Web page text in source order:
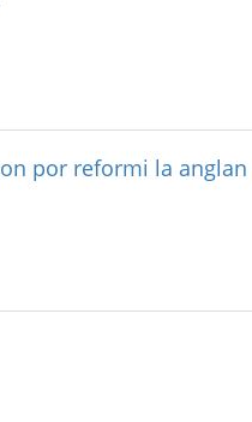
por reformi la anglan